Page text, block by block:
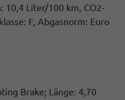
10,4 Liter/100 km, CO2-
F, Abgasnorm: Euro
Brake; Länge: 4,70